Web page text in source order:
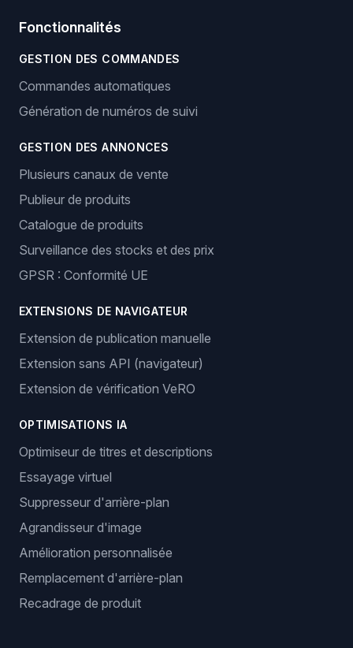
Fonctionnalités
GESTION DES COMMANDES
Commandes automatiques
Génération de numéros de suivi
GESTION DES ANNONCES
Plusieurs canaux de vente
Publieur de produits
Catalogue de produits
Surveillance des stocks et des prix
GPSR : Conformité UE
EXTENSIONS DE NAVIGATEUR
Extension de publication manuelle
Extension sans API (navigateur)
Extension de vérification VeRO
OPTIMISATIONS IA
Optimiseur de titres et descriptions
Essayage virtuel
Suppresseur d'arrière-plan
Agrandisseur d'image
Amélioration personnalisée
Remplacement d'arrière-plan
Recadrage de produit